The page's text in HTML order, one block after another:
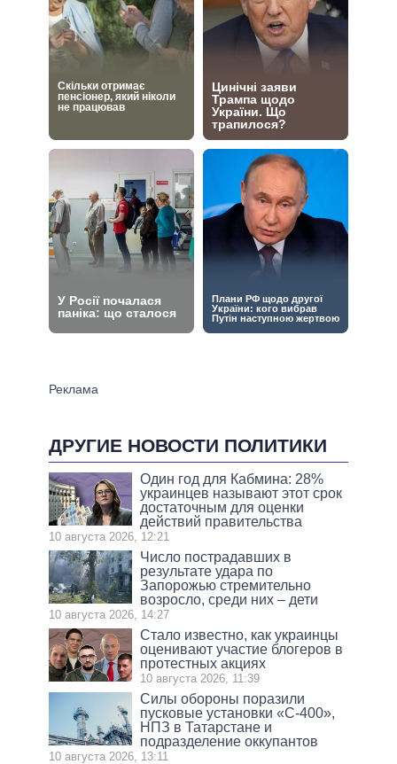
ДРУГИЕ НОВОСТИ ПОЛИТИКИ
Один год для Кабмина: 28%
украинцев называют этот срок
достаточным для оценки
действий правительства
10 августа 2026, 12:21
Число пострадавших в
результате удара по
Запорожью стремительно
возросло, среди них – дети
10 августа 2026, 14:27
Стало известно, как украинцы
оценивают участие блогеров в
протестных акциях
10 августа 2026, 11:39
Силы обороны поразили
пусковые установки «С-400»,
НПЗ в Татарстане и
подразделение оккупантов
10 августа 2026, 13:11